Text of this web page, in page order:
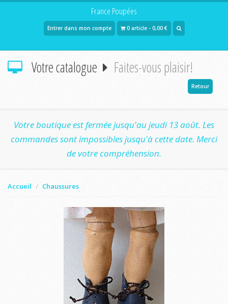
France Poupées
Entrer dans mon compte 0 article - 0,00 €
Votre catalogue Faites-vous plaisir!
Retour
Votre boutique est fermée jusqu'au jeudi 13 août. Les
commandes sont impossibles jusqu'à cette date. Merci
de votre compréhension.
Accueil Chaussures